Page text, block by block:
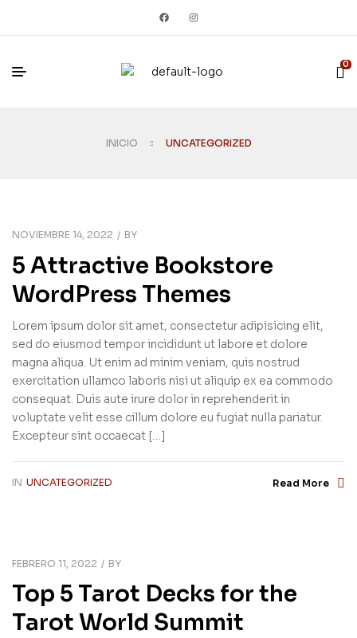
0
INICIO UNCATEGORIZED
NOVIEMBRE 14, 2022 BY
5 Attractive Bookstore
WordPress Themes
Lorem ipsum dolor sit amet, consectetur adipisicing elit,
sed do eiusmod tempor incididunt ut labore et dolore
magna aliqua. Ut enim ad minim veniam, quis nostrud
exercitation ullamco laboris nisi ut aliquip ex ea commodo
consequat. Duis aute irure dolor in reprehenderit in
voluptate velit esse cillum dolore eu fugiat nulla pariatur.
Excepteur sint occaecat […]
IN UNCATEGORIZED Read More
FEBRERO 11, 2022 BY
Top 5 Tarot Decks for the
Tarot World Summit